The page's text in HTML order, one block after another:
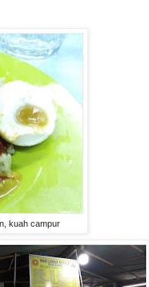
kuah campur